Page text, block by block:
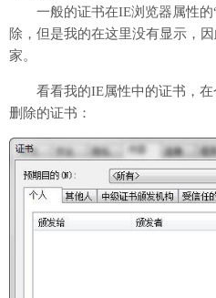
一般的证书在IE浏览器属性的“
除，但是我的在这里没有显示，
家。
看看我的IE属性中的证书，在
删除的证书：